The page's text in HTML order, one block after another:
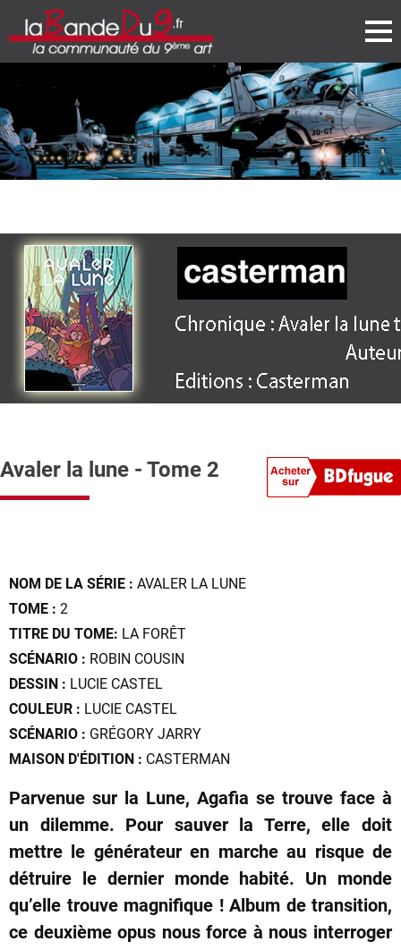
Avaler la lune - Tome 2
NOM DE LA SÉRIE : AVALER LA LUNE
TOME : 2
TITRE DU TOME: LA FORÊT
SCÉNARIO : ROBIN COUSIN
DESSIN : LUCIE CASTEL
COULEUR : LUCIE CASTEL
SCÉNARIO : GRÉGORY JARRY
MAISON D'ÉDITION : CASTERMAN
Parvenue sur la Lune, Agafia se trouve face à
un dilemme. Pour sauver la Terre, elle doit
mettre le générateur en marche au risque de
détruire le dernier monde habité. Un monde
qu’elle trouve magnifique ! Album de transition,
ce deuxième opus nous force à nous interroger